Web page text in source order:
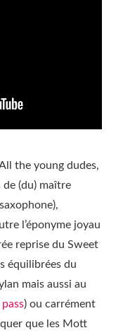
the young dudes,
de (du) maître
l’éponyme joyau
reprise du Sweet
équilibrées du
mais aussi au
) ou carrément
que les Mott